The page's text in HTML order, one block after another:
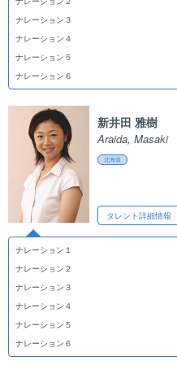
ナレーション３
ナレーション４
ナレーション５
ナレーション６
新井田 雅樹
Araida, Masaki
北海道
タレント詳細情報
ナレーション１
ナレーション２
ナレーション３
ナレーション４
ナレーション５
ナレーション６